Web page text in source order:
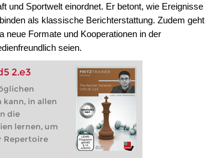
und Sportwelt einordnet. Er betont, wie Ereignisse
als klassische Berichterstattung. Zudem geht
neue Formate und Kooperationen in der
seien.
2.e3
in allen
die
lernen, um
Repertoire